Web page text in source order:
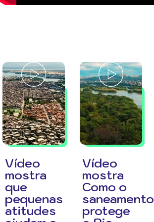
Vídeo
mostra
que
pequenas
atitudes
Vídeo
mostra
Como o
saneamento
protege